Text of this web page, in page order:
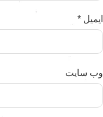
*
سایت